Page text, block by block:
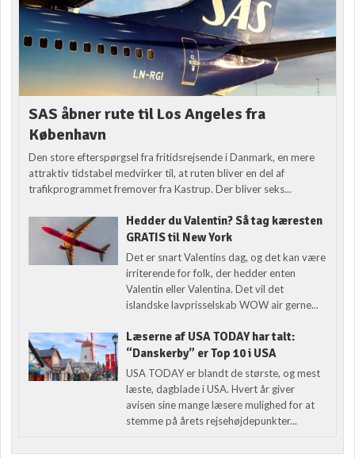
SAS åbner rute til Los Angeles fra
København
Den store efterspørgsel fra fritidsrejsende i Danmark, en mere
attraktiv tidstabel medvirker til, at ruten bliver en del af
trafikprogrammet fremover fra Kastrup. Der bliver seks...
Hedder du Valentin? Så tag kæresten
GRATIS til New York
Det er snart Valentins dag, og det kan være
irriterende for folk, der hedder enten
Valentin eller Valentina. Det vil det
islandske lavprisselskab WOW air gerne...
Læserne af USA TODAY har talt:
“Danskerby” er Top 10 i USA
USA TODAY er blandt de største, og mest
læste, dagblade i USA. Hvert år giver
avisen sine mange læsere mulighed for at
stemme på årets rejsehøjdepunkter...